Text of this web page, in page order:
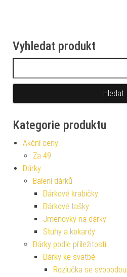
Vyhledat produkt
Kategorie produktu
Akční ceny
Za 49
Dárky
Balení dárků
Dárkové krabičky
Dárkové tašky
Jmenovky na dárky
Stuhy a kokardy
Dárky podle příležitosti
Dárky ke svatbě
Rozlučka se svobodou